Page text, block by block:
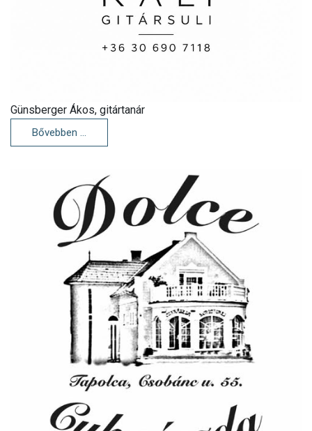
Günsberger Ákos, gitártanár
Bővebben …